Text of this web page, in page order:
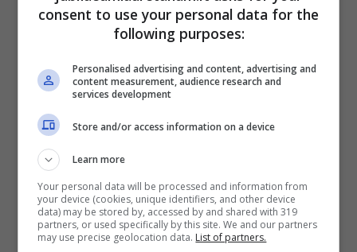
consent to use your personal data for the
following purposes:
Personalised advertising and content, advertising and
content measurement, audience research and
services development
Store and/or access information on a device
Learn more
Your personal data will be processed and information from
your device (cookies, unique identifiers, and other device
data) may be stored by, accessed by and shared with 319
partners, or used specifically by this site. We and our partners
may use precise geolocation data. List of partners.